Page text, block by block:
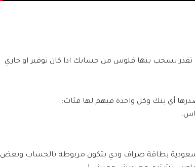
تسحب بيها فلوس من حسابك اذا كان توفير او جاري
أي بنك وكل واحدة فيهم لها فئات:
بطاقة صراف ودي بتكون مربوطة بالحساب وبعض